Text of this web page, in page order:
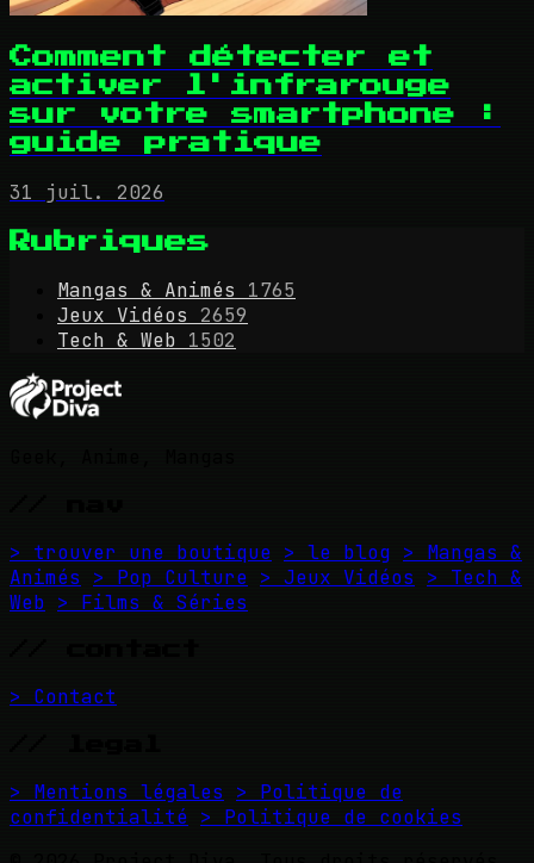
Comment détecter et
activer l'infrarouge
sur votre smartphone :
guide pratique
31 juil. 2026
Rubriques
Mangas & Animés
1765
Jeux Vidéos
2659
Tech & Web 1502
> trouver une boutique > le blog > Mangas &
Animés
> Pop Culture > Jeux Vidéos
> Tech &
Web > Films & Séries
> Contact
> Mentions légales
> Politique de
confidentialité > Politique de cookies